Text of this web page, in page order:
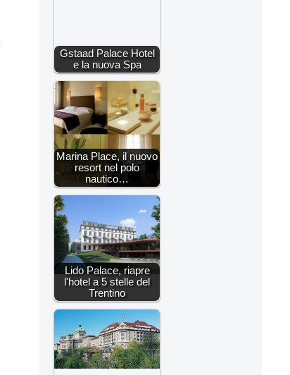
Gstaad Palace Hotel
e la nuova Spa
Marina Place, il nuovo
resort nel polo
nautico…
Lido Palace, riapre
l'hotel a 5 stelle del
Trentino